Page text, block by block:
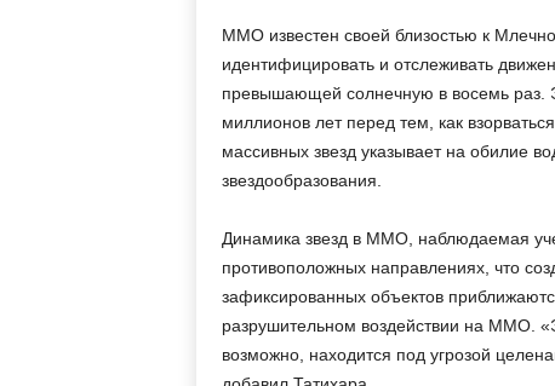
ММО известен своей близостью к
идентифицировать и отслеживать
превышающей солнечную в восемь раз.
миллионов лет перед тем, как
массивных звезд указывает на обилие
звездообразования.
Динамика звезд в ММО, наблюдаемая
противоположных направлениях, что
зафиксированных объектов
разрушительном воздействии на ММО.
возможно, находится под угрозой